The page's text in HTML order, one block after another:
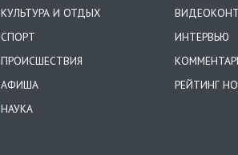
КУЛЬТУРА И ОТДЫХ
СПОРТ
ПРОИСШЕСТВИЯ
АФИША
НАУКА
ИНТЕРВЬЮ
РЕЙТИНГ